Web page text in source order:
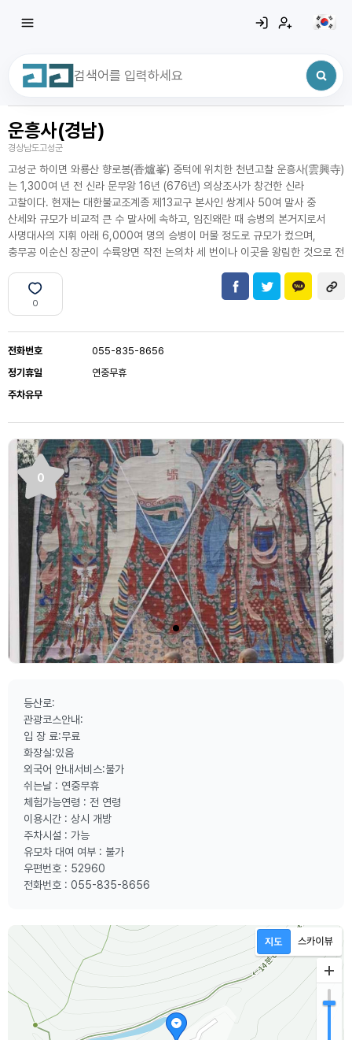
최근 검색어
운흥사(경남)
경상남도고성군
고성군 하이면 와룡산 향로봉(香爐峯) 중턱에 위치한 천년고찰 운흥사(雲興寺)
는 1,300여 년 전 신라 문무왕 16년 (676년) 의상조사가 창건한 신라
고찰이다. 현재는 대한불교조계종 제13교구 본사인 쌍계사 50여 말사 중
산세와 규모가 비교적 큰 수 말사에 속하고, 임진왜란 때 승병의 본거지로서
사명대사의 지휘 아래 6,000여 명의 승병이 머물 정도로 규모가 컸으며,
충무공 이순신 장군이 수륙양면 작전 논의차 세 번이나 이곳을 왕림한 것으로 전
0
전화번호
055-835-8656
정기휴일
연중무휴
주차유무
0
등산로:
관광코스안내:
입 장 료:무료
화장실:있음
외국어 안내서비스:불가
쉬는날 : 연중무휴
체험가능연령 : 전 연령
이용시간 : 상시 개방
주차시설 : 가능
유모차 대여 여부 : 불가
우편번호 : 52960
전화번호 : 055-835-8656